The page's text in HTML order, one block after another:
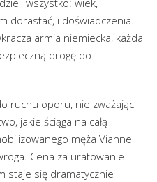
wszystko: wiek,
dorastać, i doświadczenia.
armia niemiecka, każda
drogę do
ruchu oporu, nie zważając
jakie ściąga na całą
męża Vianne
Cena za uratowanie
staje się dramatycznie